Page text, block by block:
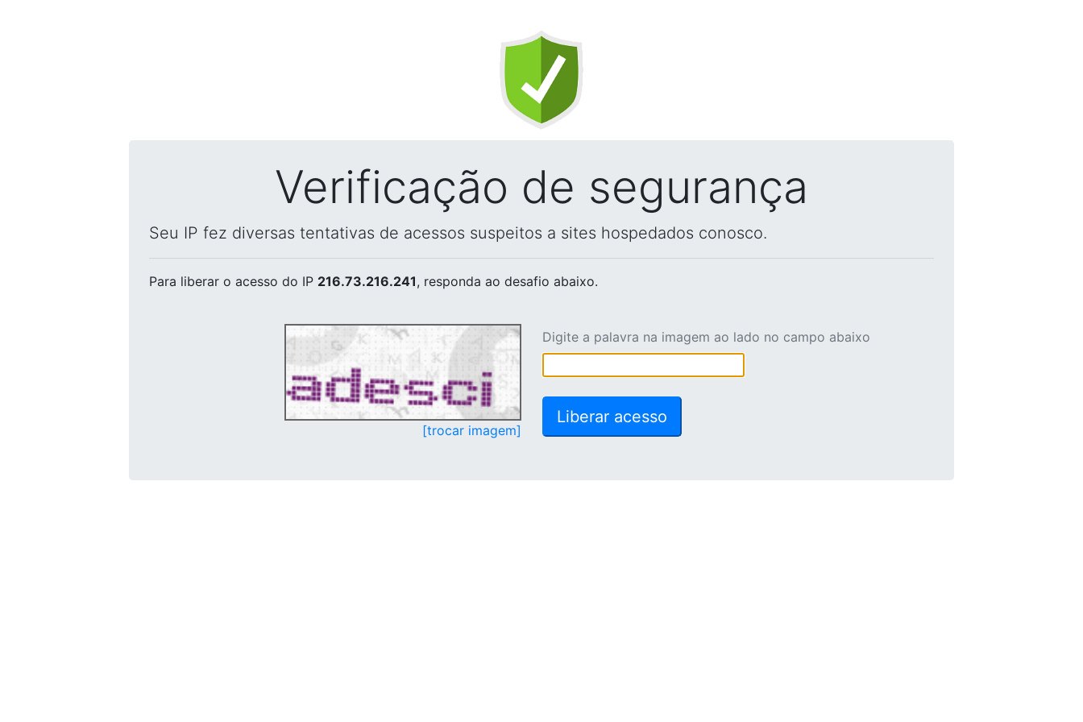
Verificação de segurança
Seu IP fez diversas tentativas de acessos suspeitos a sites hospedados conosco.
Para liberar o acesso do IP 216.73.216.241, responda ao desafio abaixo.
[trocar imagem]
Digite a palavra na imagem ao lado no campo abaixo